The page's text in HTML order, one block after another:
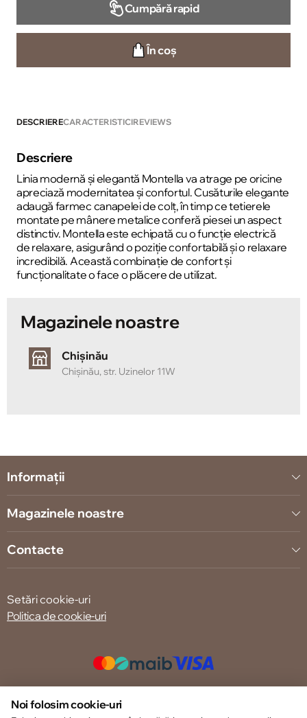
Cumpără rapid
În coș
DESCRIERECARACTERISTICIREVIEWS
Descriere
Linia modernă și elegantă Montella va atrage pe oricine
apreciază modernitatea și confortul. Cusăturile elegante
adaugă farmec canapelei de colț, în timp ce tetierele
montate pe mânere metalice conferă piesei un aspect
distinctiv. Montella este echipată cu o funcție electrică
de relaxare, asigurând o poziție confortabilă și o relaxare
incredibilă. Această combinație de confort și
funcționalitate o face o plăcere de utilizat.
Magazinele noastre
Chișinău
Chișinău, str. Uzinelor 11W
Informații
Magazinele noastre
Contacte
Setări cookie-uri
Politica de cookie-uri
© 2013 – 2026 ECOM
Noi folosim cookie-uri